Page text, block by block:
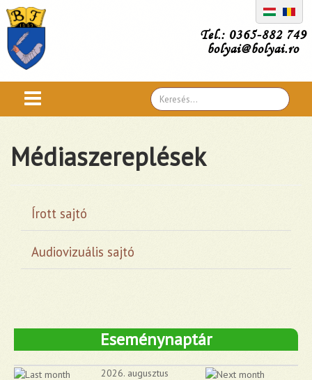
Tel.: 0365-882 749
bolyai@bolyai.ro
Search
...
Médiaszereplések
Írott sajtó
Audiovizuális sajtó
Eseménynaptár
2026. augusztus